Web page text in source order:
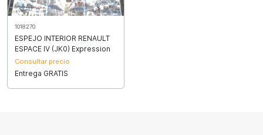
1018270
ESPEJO INTERIOR RENAULT
ESPACE IV (JK0) Expression
Consultar precio
Entrega GRATIS